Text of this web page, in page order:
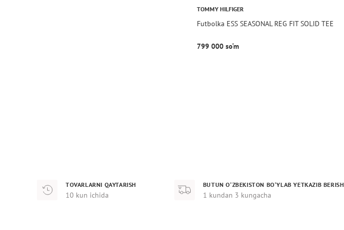
TOMMY HILFIGER
Futbolka ESS SEASONAL REG FIT SOLID TEE
799 000 so‘m
TOVARLARNI QAYTARISH
10 kun ichida
BUTUN O‘ZBEKISTON BO‘YLAB YETKAZIB BERISH
1 kundan 3 kungacha